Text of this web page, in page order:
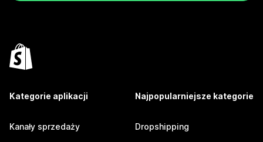
Kategorie aplikacji
Kanały sprzedaży
Najpopularniejsze kategorie
Dropshipping